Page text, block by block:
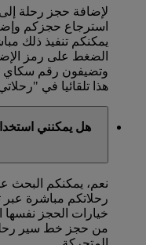
لإضافة حجز رحلة
استرجاع حجزكم
يمكنكم تنفيذ ذلك
الضغط على رمز
وتضيفون رقم سكاي
هذا تلقائيا في
هل يمكنني
نعم، يمكنكم البحث
رحلاتكم مباشرة عبر
خيارات الحجز نفسها
من حجز خط سير